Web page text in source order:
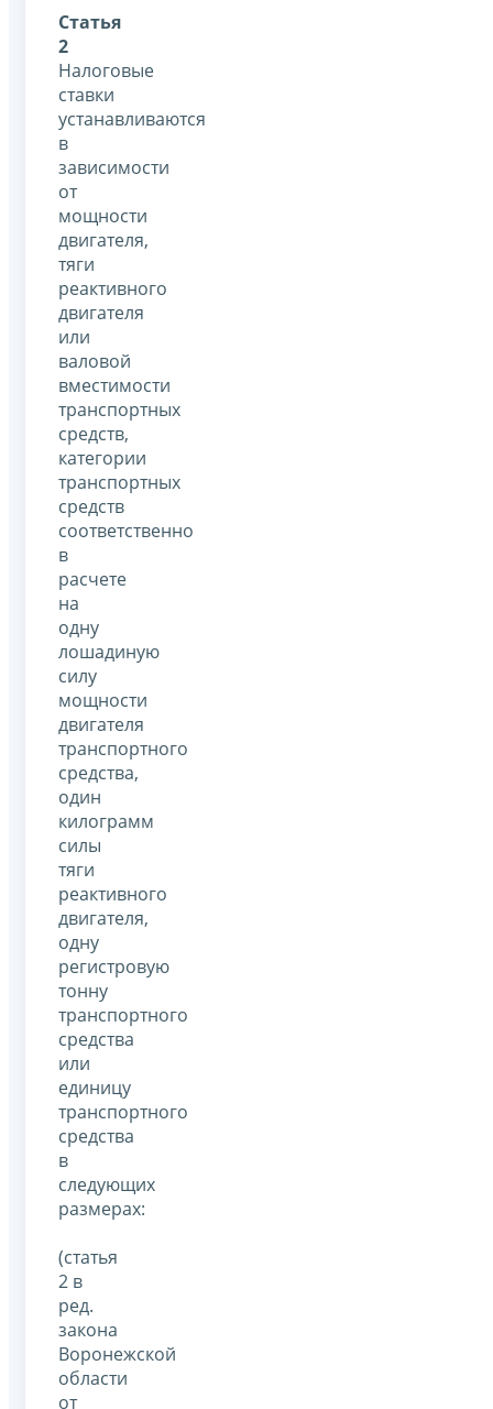
Статья
2
Налоговые
ставки
устанавливаются
в
зависимости
от
мощности
двигателя,
тяги
реактивного
двигателя
или
валовой
вместимости
транспортных
средств,
категории
транспортных
средств
соответственно
в
расчете
на
одну
лошадиную
силу
мощности
двигателя
транспортного
средства,
один
килограмм
силы
тяги
реактивного
двигателя,
одну
регистровую
тонну
транспортного
средства
или
единицу
транспортного
средства
в
следующих
размерах:
(статья
2 в
ред.
закона
Воронежской
области
от